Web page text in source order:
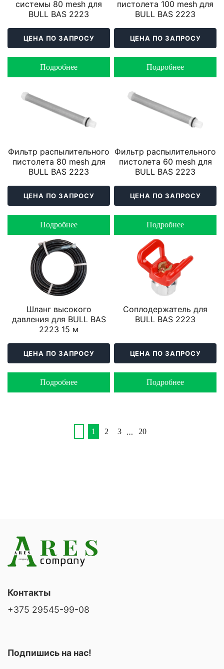
системы 80 mesh для
BULL BAS 2223
ЦЕНА ПО ЗАПРОСУ
Подробнее
пистолета 100 mesh для
BULL BAS 2223
ЦЕНА ПО ЗАПРОСУ
Подробнее
Фильтр распылительного
пистолета 80 mesh для
BULL BAS 2223
ЦЕНА ПО ЗАПРОСУ
Подробнее
Фильтр распылительного
пистолета 60 mesh для
BULL BAS 2223
ЦЕНА ПО ЗАПРОСУ
Подробнее
Шланг высокого
давления для BULL BAS
2223 15 м
ЦЕНА ПО ЗАПРОСУ
Подробнее
Соплодержатель для
BULL BAS 2223
ЦЕНА ПО ЗАПРОСУ
Подробнее
1 2 3 … 20
Контакты
+375 29545-99-08
Подпишись на нас!